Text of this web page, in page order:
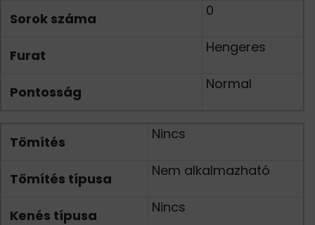
Sorok száma 0
Furat Hengeres
Pontosság Normal
Tömítés Nincs
Tömítés típusa Nem alkalmazható
Kenés típusa Nincs